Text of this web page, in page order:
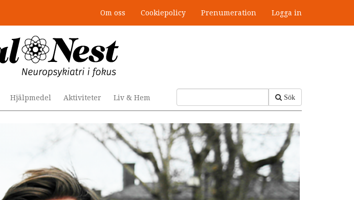
Om oss Cookiepolicy Prenumeration Logga in
Sök
Hjälpmedel Aktiviteter Liv & Hem